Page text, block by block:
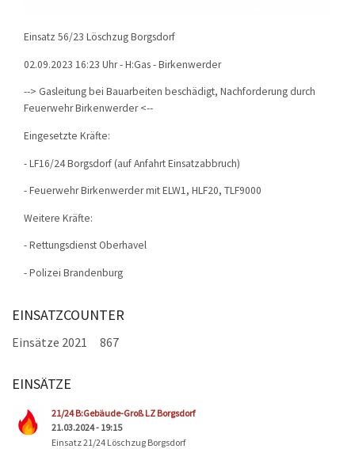
Einsatz 56/23 Löschzug Borgsdorf
02.09.2023 16:23 Uhr - H:Gas - Birkenwerder
--> Gasleitung bei Bauarbeiten beschädigt, Nachforderung durch
Feuerwehr Birkenwerder <--
Eingesetzte Kräfte:
- LF16/24 Borgsdorf (auf Anfahrt Einsatzabbruch)
- Feuerwehr Birkenwerder mit ELW1, HLF20, TLF9000
Weitere Kräfte:
- Rettungsdienst Oberhavel
- Polizei Brandenburg
EINSATZCOUNTER
Einsätze 2021 867
EINSÄTZE
21/24 B:Gebäude-Groß LZ Borgsdorf
21.03.2024 - 19:15
Einsatz 21/24 Löschzug Borgsdorf
Seiten